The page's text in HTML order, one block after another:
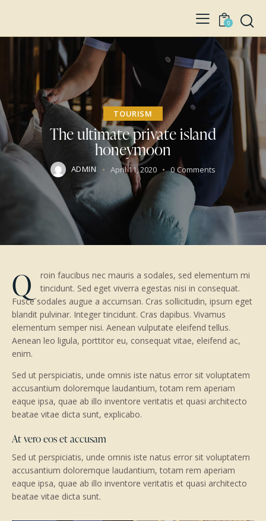
0
TOURISM
The ultimate private island
honeymoon
ADMIN April 11, 2020 0 Comments
Q
roin faucibus nec mauris a sodales, sed elementum mi
tincidunt. Sed eget viverra egestas nisi in consequat.
Fusce sodales augue a accumsan. Cras sollicitudin, ipsum eget
blandit pulvinar. Integer tincidunt. Cras dapibus. Vivamus
elementum semper nisi. Aenean vulputate eleifend tellus.
Aenean leo ligula, porttitor eu, consequat vitae, eleifend ac,
enim.
Sed ut perspiciatis, unde omnis iste natus error sit voluptatem
accusantium doloremque laudantium, totam rem aperiam
eaque ipsa, quae ab illo inventore veritatis et quasi architecto
beatae vitae dicta sunt, explicabo.
At vero eos et accusam
Sed ut perspiciatis, unde omnis iste natus error sit voluptatem
accusantium doloremque laudantium, totam rem aperiam
eaque ipsa, quae ab illo inventore veritatis et quasi architecto
beatae vitae dicta sunt.